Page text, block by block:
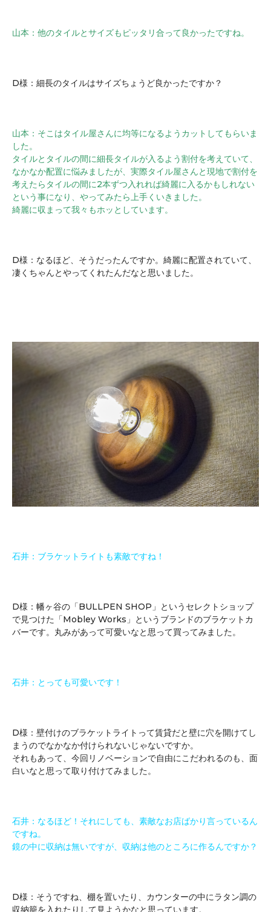
山本：他のタイルとサイズもピッタリ合って良かったですね。
D様：細長のタイルはサイズちょうど良かったですか？
山本：そこはタイル屋さんに均等になるようカットしてもらいま
した。
タイルとタイルの間に細長タイルが入るよう割付を考えていて、
なかなか配置に悩みましたが、実際タイル屋さんと現地で割付を
考えたらタイルの間に2本ずつ入れれば綺麗に入るかもしれない
という事になり、やってみたら上手くいきました。
綺麗に収まって我々もホッとしています。
D様：なるほど、そうだったんですか。 綺麗に配置されていて、
凄くちゃんとやってくれたんだなと思いました。
石井：ブラケットライトも素敵ですね！
D様：幡ヶ谷の「BULLPEN SHOP」というセレクトショップ
で見つけた「Mobley Works」というブランドのブラケットカ
バーです。丸みがあって可愛いなと思って買ってみました。
石井：とっても可愛いです！
D様：壁付けのブラケットライトって賃貸だと壁に穴を開けてし
まうのでなかなか付けられないじゃないですか。
それもあって、今回リノベーションで自由にこだわれるのも、面
白いなと思って取り付けてみました。
石井：なるほど！ それにしても、素敵なお店ばかり言っているん
ですね。
鏡の中に収納は無いですが、収納は他のところに作るんですか？
D様：そうですね、棚を置いたり、カウンターの中にラタン調の
収納籠を入れたりして見ようかなと思っています。